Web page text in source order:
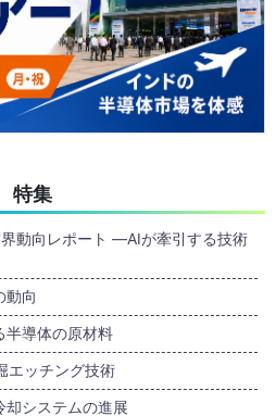
特集
動向レポート ―AIが牽引する技術
動向
半導体の原材料
エッチング技術
却システムの進展